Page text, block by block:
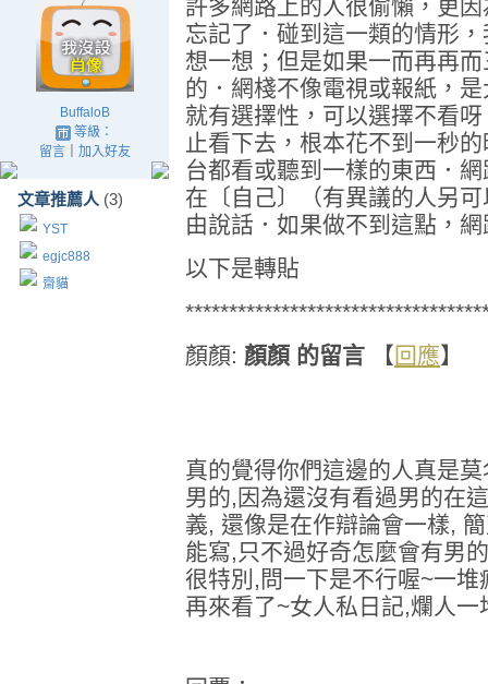
BuffaloB
等級：
留言｜ 加入好友
文章推薦人 (3)
YST
egjc888
齋貓
許多網路上的人很偷懶，更
忘記了．碰到這一類的情形
想一想；但是如果一而再再
的．網棧不像電視或報紙，
就有選擇性，可以選擇不看
止看下去，根本花不到一秒
台都看或聽到一樣的東西．
在〔自己〕（有異議的人另
由說話．如果做不到這點，
以下是轉貼
顏顏: 顏顏 的留言 【 回應】
真的覺得你們這邊的人真是
男的,因為還沒有看過男的在
義, 還像是在作辯論會一樣,
能寫,只不過好奇怎麼會有男
很特別,問一下是不行喔~一
再來看了~女人私日記,爛人